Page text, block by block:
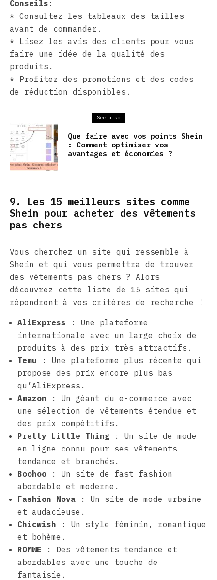
Conseils:
* Consultez les tableaux des tailles
avant de commander.
* Lisez les avis des clients pour vous
faire une idée de la qualité des
produits.
* Profitez des promotions et des codes
de réduction disponibles.
See also
Que faire avec vos points Shein
: Comment optimiser vos
avantages et économies ?
9. Les 15 meilleurs sites comme
Shein pour acheter des vêtements
pas chers
Vous cherchez un site qui ressemble à
Shein et qui vous permettra de trouver
des vêtements pas chers ? Alors
découvrez cette liste de 15 sites qui
répondront à vos critères de recherche !
AliExpress : Une plateforme
internationale avec un large choix de
produits à des prix très attractifs.
Temu : Une plateforme plus récente qui
propose des prix encore plus bas
qu’AliExpress.
Amazon : Un géant du e-commerce avec
une sélection de vêtements étendue et
des prix compétitifs.
Pretty Little Thing : Un site de mode
en ligne connu pour ses vêtements
tendance et branchés.
Boohoo : Un site de fast fashion
abordable et moderne.
Fashion Nova : Un site de mode urbaine
et audacieuse.
Chicwish : Un style féminin, romantique
et bohème.
ROMWE : Des vêtements tendance et
abordables avec une touche de
fantaisie.